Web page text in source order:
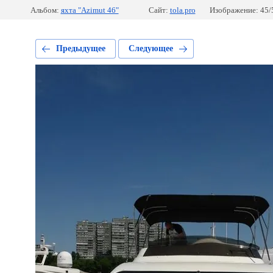
Альбом: яхта "Azimut 46" Сайт: tola.pro Изображение: 45/
Предыдущее Следующее